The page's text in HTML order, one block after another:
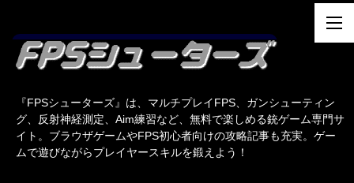
『FPSシューターズ』は、マルチプレイFPS、ガンシューティン
グ、反射神経測定、Aim練習など、無料で楽しめる銃ゲーム専門サ
イト。ブラウザゲームやFPS初心者向けの攻略記事も充実。ゲー
ムで遊びながらプレイヤースキルを鍛えよう！